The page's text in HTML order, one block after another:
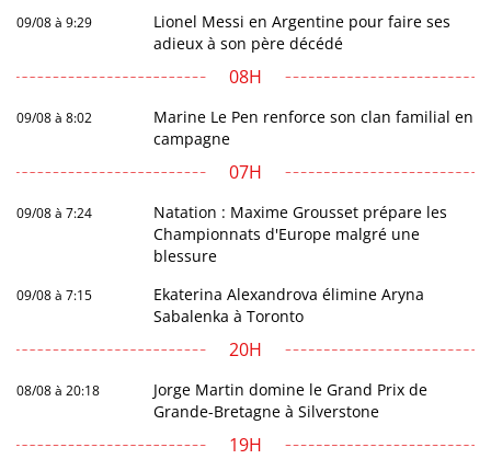
09/08 à 9:29
Lionel Messi en Argentine pour faire ses
adieux à son père décédé
08H
09/08 à 8:02
Marine Le Pen renforce son clan familial en
campagne
07H
09/08 à 7:24
Natation : Maxime Grousset prépare les
Championnats d'Europe malgré une
blessure
09/08 à 7:15
Ekaterina Alexandrova élimine Aryna
Sabalenka à Toronto
20H
08/08 à 20:18
Jorge Martin domine le Grand Prix de
Grande-Bretagne à Silverstone
19H